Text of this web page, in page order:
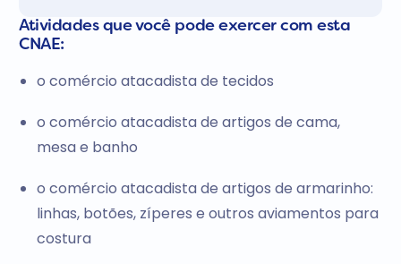
Atividades que você pode exercer com esta
CNAE:
o comércio atacadista de tecidos
o comércio atacadista de artigos de cama,
mesa e banho
o comércio atacadista de artigos de armarinho:
linhas, botões, zíperes e outros aviamentos para
costura